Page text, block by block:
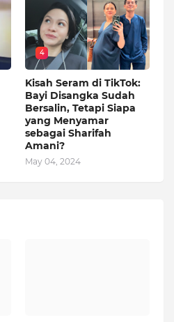
4
Kisah Seram di TikTok:
Bayi Disangka Sudah
Bersalin, Tetapi Siapa
yang Menyamar
sebagai Sharifah
Amani?
May 04, 2024